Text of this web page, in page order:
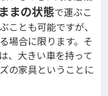
まの状態で運ぶこ
ことも可能ですが、
場合に限ります。そ
、大きい車を持って
の家具ということに